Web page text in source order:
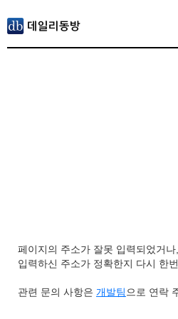
페이지의 주소가 잘못 입력되었거
입력하신 주소가 정확한지 다시 한
관련 문의 사항은 개발팀 으로 연락